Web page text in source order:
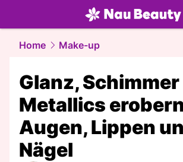
beauty.NAU.ch
Home Make-up
Glanz,
Metallics
Augen, Lippen
Nägel